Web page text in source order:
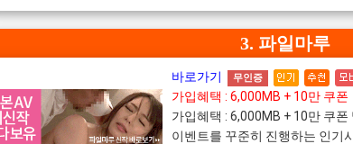
3. 파일마루
바로가기 무인증
가입혜택 : 6,000MB + 10만 쿠폰
가입혜택 : 6,000MB + 10만 쿠
이벤트를 꾸준히 진행하는 인기